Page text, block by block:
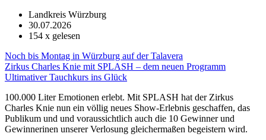
Landkreis Würzburg
30.07.2026
154 x gelesen
Noch bis Montag in Würzburg auf der Talavera
Zirkus Charles Knie mit SPLASH – dem neuen Programm
Ultimativer Tauchkurs ins Glück
100.000 Liter Emotionen erlebt. Mit SPLASH hat der Zirkus
Charles Knie nun ein völlig neues Show-Erlebnis geschaffen, das
Publikum und und voraussichtlich auch die 10 Gewinner und
Gewinnerinen unserer Verlosung gleichermaßen begeistern wird.